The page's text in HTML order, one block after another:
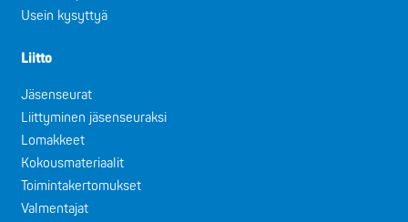
Usein kysyttyä
Liitto
Jäsenseurat
Liittyminen jäsenseuraksi
Lomakkeet
Kokousmateriaalit
Toimintakertomukset
Valmentajat